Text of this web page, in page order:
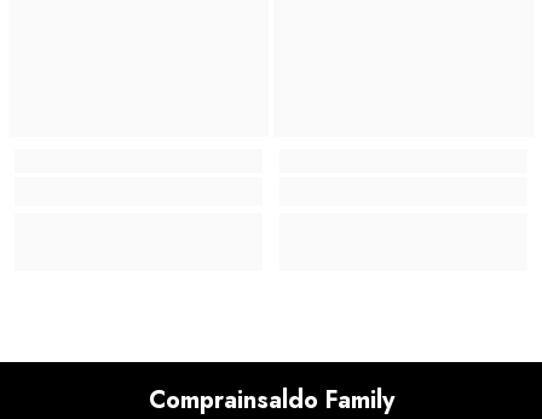
Comprainsaldo Family